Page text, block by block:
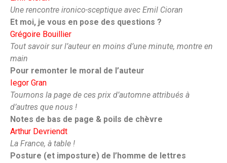
Une rencontre ironico-sceptique avec Emil Cioran
Et moi, je vous en pose des questions ?
Grégoire Bouillier
Tout savoir sur l’auteur en moins d’une minute, montre en
main
Pour remonter le moral de l’auteur
Iegor Gran
Tournons la page de ces prix d’automne attribués à
d’autres que nous !
Notes de bas de page & poils de chèvre
Arthur Devriendt
La France, à table !
Posture (et imposture) de l’homme de lettres